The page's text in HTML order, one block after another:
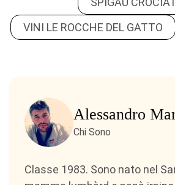
VINI LE ROCCHE DEL GATTO
Alessandro
Chi Sono
Classe 1983. Sono nato nel